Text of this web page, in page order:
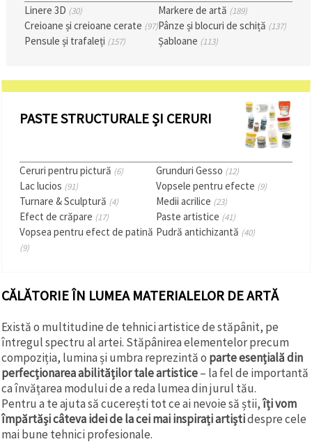
Аcceptati
toate!
Linere 3D (30) Markere de artă (189)
Creioane și creioane cerate (97)Pânze și blocuri de schiță (137)
Pensule și trafaleți (157) Șabloane (113)
PASTE STRUCTURALE ȘI CERURI
Ceruri pentru pictură (6) Grunduri Gesso (12)
Lac lucios (91) Vopsele pentru efecte (9)
Turnare & Sculptură (4) Medii acrilice (23)
Efect de crăpare (17) Paste artistice (41)
Vopsea pentru efect de patină
(9)
Pudră antichizantă (40)
CĂLĂTORIE ÎN LUMEA MATERIALELOR DE ARTĂ
Există o multitudine de tehnici artistice de stăpânit, pe
întregul spectru al artei. Stăpânirea elementelor precum
compoziția, lumina și umbra reprezintă o parte esențială din
perfecționarea abilităților tale artistice– la fel de importantă
ca învățarea modului de a reda lumea din jurul tău.
Pentru a te ajuta să cucerești tot ce ai nevoie să știi,îți vom
împărtăși câteva idei de la cei mai inspirați artiștidespre cele
mai bune tehnici profesionale.